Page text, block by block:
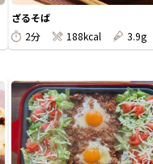
ざるそば
2分
188kcal 3.9g